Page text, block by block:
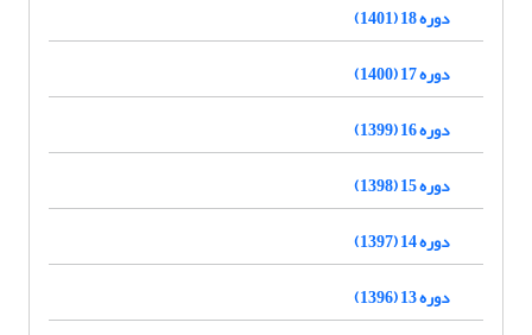
دوره 18 (1401)
دوره 17 (1400)
دوره 16 (1399)
دوره 15 (1398)
دوره 14 (1397)
دوره 13 (1396)